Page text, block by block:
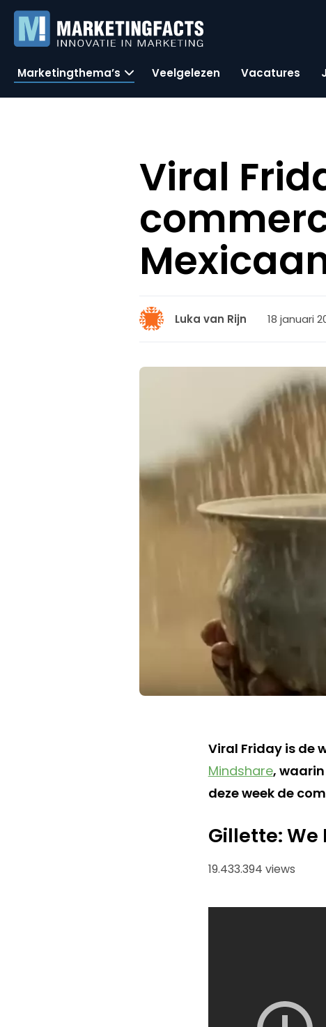
Marketingthema’s Veelgelezen Vacatures
Viral
Luka van Rijn 18 januari
Viral Friday is de
Mindshare,
deze week de
Gillette: We
19.433.394 views